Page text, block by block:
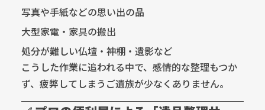
写真や手紙などの思い出の品
大型家電・家具の搬出
処分が難しい仏壇・神棚・遺影など
こうした作業に追われる中で、感情的な整理もつか
ず、疲弊してしまうご遺族が少なくありません。